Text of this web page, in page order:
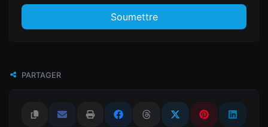
Soumettre
PARTAGER